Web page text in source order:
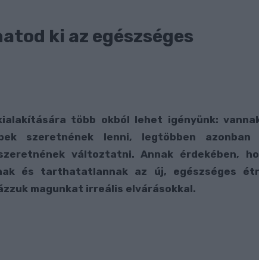
ki az egészséges
több okból lehet igényünk:
szeretnének lenni, legtöbben azonban
változtatni. Annak érdekében,
és tarthatatlannak az új, egészséges
magunkat irreális elvárásokkal.